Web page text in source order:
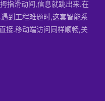
指滑动间,信息就跳出来.在
到工程难题时,这套智能系
接.移动端访问同样顺畅,关